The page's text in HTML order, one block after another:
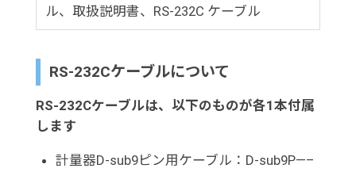
ル、取扱説明書、RS-232C ケーブル
RS-232Cケーブルについて
RS-232Cケーブルは、以下のものが各1本付属
します
計量器D-sub9ピン用ケーブル：D-sub9P—–